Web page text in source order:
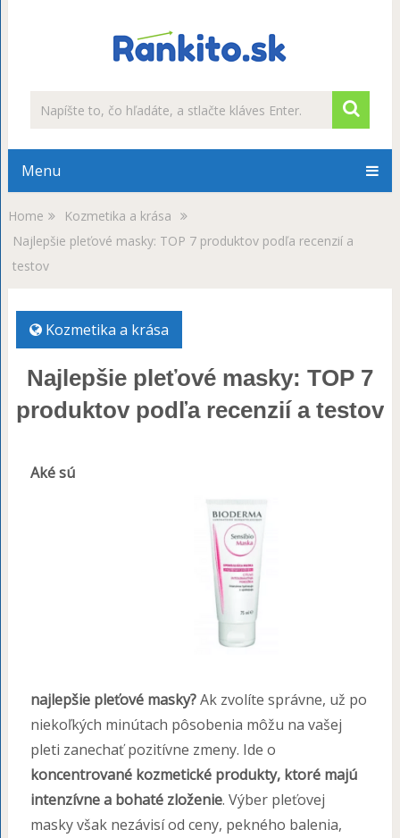
Menu
Home
Kozmetika a krása
Najlepšie pleťové masky: TOP 7 produktov podľa recenzií a
testov
Kozmetika a krása
Najlepšie pleťové masky: TOP 7
produktov podľa recenzií a testov
Aké sú
najlepšie pleťové masky?Ak zvolíte správne, už po
niekoľkých minútach pôsobenia môžu na vašej
pleti zanechať pozitívne zmeny. Ide o
koncentrované kozmetické produkty, ktoré majú
intenzívne a bohaté zloženie. Výber pleťovej
masky však nezávisí od ceny, pekného balenia,